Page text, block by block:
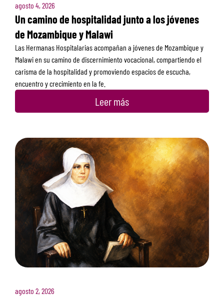
agosto 4, 2026
Un camino de hospitalidad junto a los jóvenes
de Mozambique y Malawi
Las Hermanas Hospitalarias acompañan a jóvenes de Mozambique y
Malawi en su camino de discernimiento vocacional, compartiendo el
carisma de la hospitalidad y promoviendo espacios de escucha,
encuentro y crecimiento en la fe.
Leer más
agosto 2, 2026